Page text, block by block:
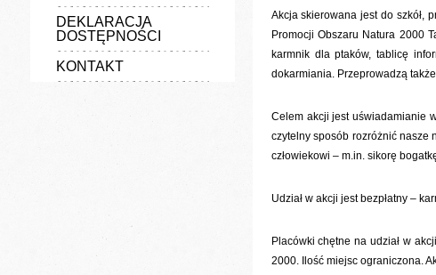
DEKLARACJA
DOSTĘPNOŚCI
KONTAKT
Akcja skierowana jest do szkół,
Promocji Obszaru Natura 2000
karmnik dla ptaków, tablicę
dokarmiania. Przeprowadzą
Celem akcji jest uświadamianie
czytelny sposób rozróżnić nasze
człowiekowi – m.in. sikorę
Udział w akcji jest bezpłatny –
Placówki chętne na udział w
2000. Ilość miejsc ograniczona.